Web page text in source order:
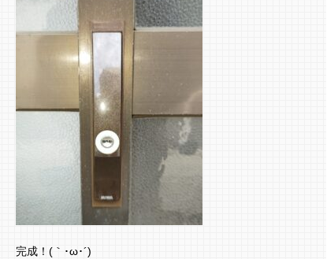
完成！(｀･ω･´)ゞ